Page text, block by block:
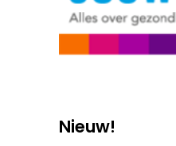
Nieuw!